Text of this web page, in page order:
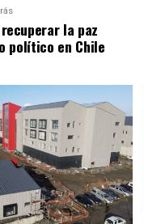
la paz
político en Chile